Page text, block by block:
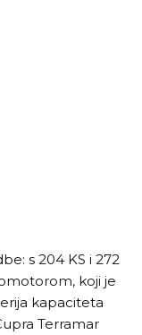
s 204 KS i 272
koji je
kapaciteta
Terramar